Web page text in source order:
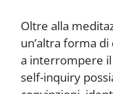
Oltre alla
un’altra forma
a interrompere
self-inquiry